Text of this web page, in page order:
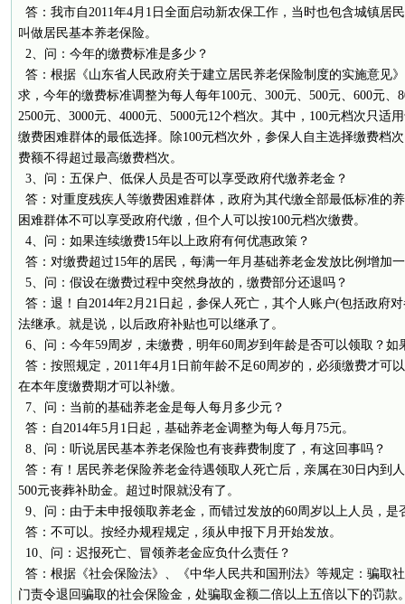
答：我市自2011年4月1日全面启动新农保工作，当时也包含城镇居
叫做居民基本养老保险。
2、问：今年的缴费标准是多少？
答：根据《山东省人民政府关于建立居民养老保险制度的实施意见
求，今年的缴费标准调整为每人每年100元、300元、500元、600元、
2500元、3000元、4000元、5000元12个档次。其中，100元档次只适
缴费困难群体的最低选择。除100元档次外，参保人自主选择缴费档
费额不得超过最高缴费档次。
3、问：五保户、低保人员是否可以享受政府代缴养老金？
答：对重度残疾人等缴费困难群体，政府为其代缴全部最低标准的
困难群体不可以享受政府代缴，但个人可以按100元档次缴费。
4、问：如果连续缴费15年以上政府有何优惠政策？
答：对缴费超过15年的居民，每满一年月基础养老金发放比例增加
5、问：假设在缴费过程中突然身故的，缴费部分还退吗？
答：退！自2014年2月21日起，参保人死亡，其个人账户(包括政府
法继承。就是说，以后政府补贴也可以继承了。
6、问：今年59周岁，未缴费，明年60周岁到年龄是否可以领取？如
答：按照规定，2011年4月1日前年龄不足60周岁的，必须缴费才可
在本年度缴费期才可以补缴。
7、问：当前的基础养老金是每人每月多少元？
答：自2014年5月1日起，基础养老金调整为每人每月75元。
8、问：听说居民基本养老保险也有丧葬费制度了，有这回事吗？
答：有！居民养老保险养老金待遇领取人死亡后，亲属在30日内到
500元丧葬补助金。超过时限就没有了。
9、问：由于未申报领取养老金，而错过发放的60周岁以上人员，是
答：不可以。按经办规程规定，须从申报下月开始发放。
10、问：迟报死亡、冒领养老金应负什么责任？
答：根据《社会保险法》、《中华人民共和国刑法》等规定：骗取
门责令退回骗取的社会保险金，处骗取金额二倍以上五倍以下的罚款